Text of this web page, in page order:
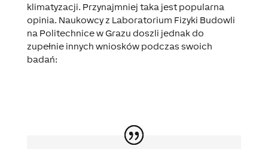
klimatyzacji. Przynajmniej taka jest popularna
opinia. Naukowcy z Laboratorium Fizyki Budowli
na Politechnice w Grazu doszli jednak do
zupełnie innych wniosków podczas swoich
badań: